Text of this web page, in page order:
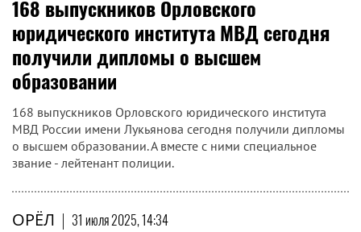
168 выпускников Орловского
юридического института МВД сегодня
получили дипломы о высшем
образовании
168 выпускников Орловского юридического института
МВД России имени Лукьянова сегодня получили дипломы
о высшем образовании. А вместе с ними специальное
звание - лейтенант полиции.
ОРЁЛ | 31 июля 2025, 14:34